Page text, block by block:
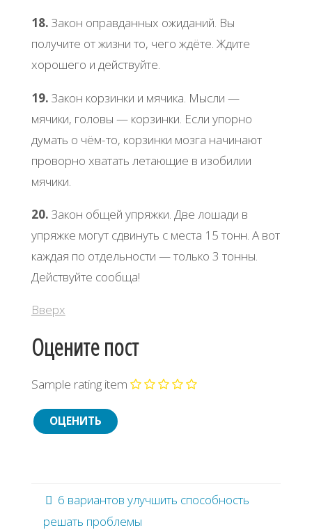
18. Закон оправданных ожиданий. Вы
получите от жизни то, чего ждёте. Ждите
хорошего и действуйте.
19. Закон корзинки и мячика. Мысли —
мячики, головы — корзинки. Если упорно
думать о чём-то, корзинки мозга начинают
проворно хватать летающие в изобилии
мячики.
20. Закон общей упряжки. Две лошади в
упряжке могут сдвинуть с места 15 тонн. А вот
каждая по отдельности — только 3 тонны.
Действуйте сообща!
Вверх
Оцените пост
Sample rating item
6 вариантов улучшить способность
решать проблемы